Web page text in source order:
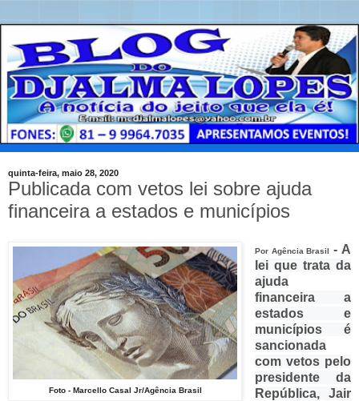
quinta-feira, maio 28, 2020
Publicada com vetos lei sobre ajuda
financeira a estados e municípios
Foto - Marcello Casal Jr/Agência Brasil
Por Agência Brasil - A
lei que trata da
ajuda
financeira a
estados e
municípios é
sancionada
com vetos pelo
presidente da
República, Jair